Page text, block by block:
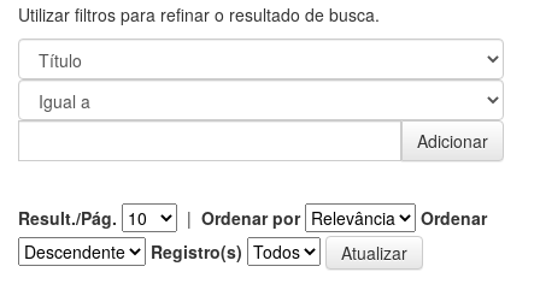
Utilizar filtros para refinar o resultado de busca.
Result./Pág. | Ordenar por
Ordenar
Registro(s)